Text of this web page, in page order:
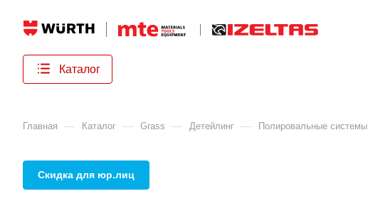
Каталог
Главная
— Каталог — Grass — Детейлинг — Полировальные системы
Скидка для юр.лиц